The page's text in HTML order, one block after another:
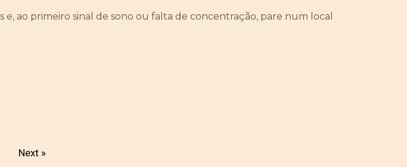
ao primeiro sinal de sono ou falta de concentração, pare num local
Next »